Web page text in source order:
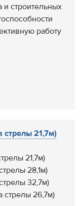
и строительных
работу
стрелы 21,7м)
21,7м)
28,1м)
32,7м)
стрелы 26,7м)